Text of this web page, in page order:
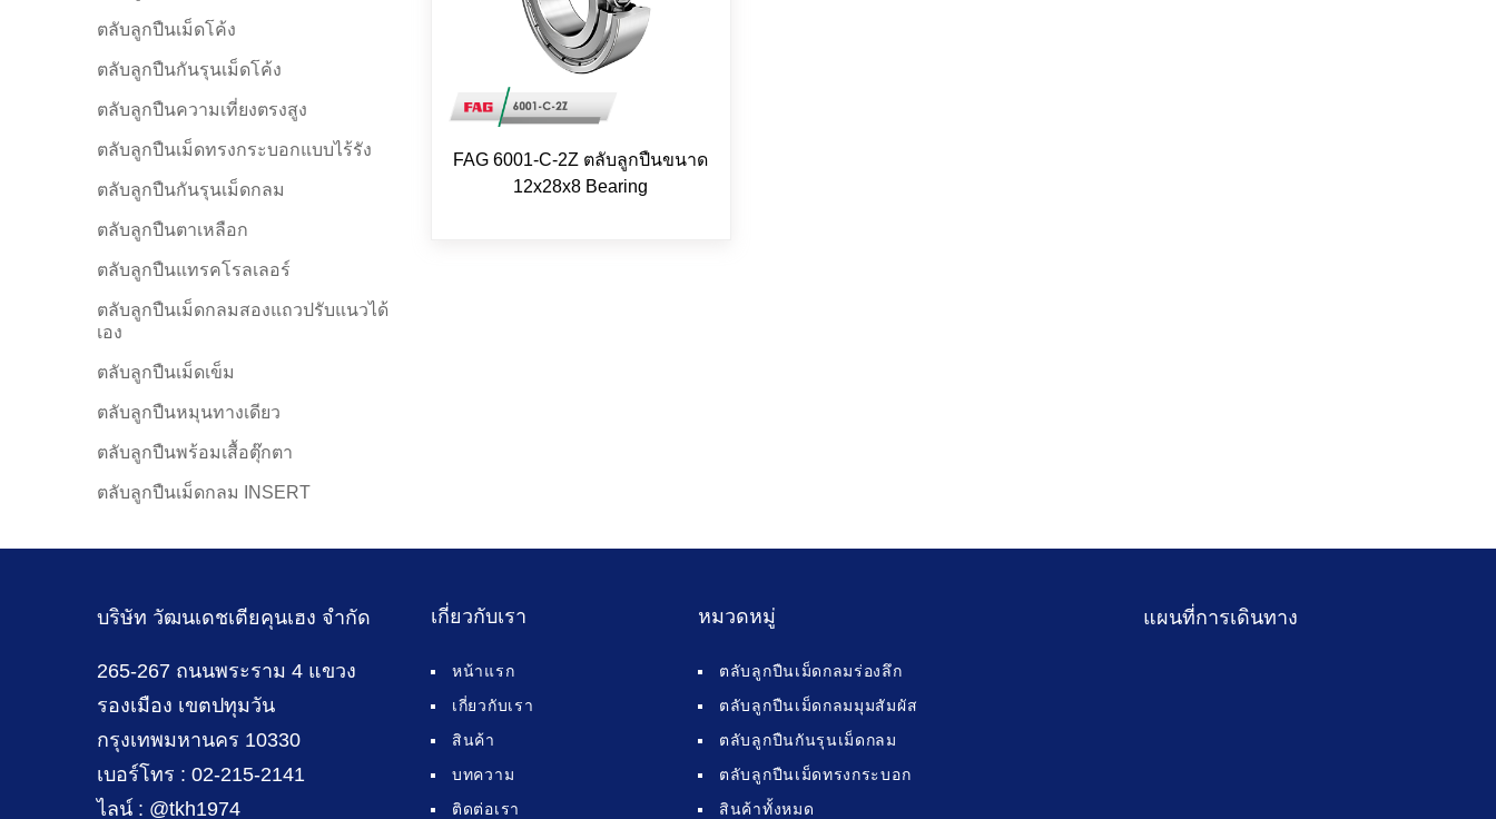
FAG 6001-C-2Z ตลับลูกปืนขนาด
12x28x8 Bearing
ตลับลูกปืนเม็ดโค้ง
ตลับลูกปืนกันรุนเม็ดโค้ง
ตลับลูกปืนความเที่ยงตรงสูง
ตลับลูกปืนเม็ดทรงกระบอกแบบไร้รัง
ตลับลูกปืนกันรุนเม็ดกลม
ตลับลูกปืนตาเหลือก
ตลับลูกปืนแทรคโรลเลอร์
ตลับลูกปืนเม็ดกลมสองแถวปรับแนวได้
เอง
ตลับลูกปืนเม็ดเข็ม
ตลับลูกปืนหมุนทางเดียว
ตลับลูกปืนพร้อมเสื้อตุ๊กตา
ตลับลูกปืนเม็ดกลม INSERT
บริษัท วัฒนเดชเตียคุนเฮง จำกัด
265-267 ถนนพระราม 4 แขวง
รองเมือง เขตปทุมวัน
กรุงเทพมหานคร 10330
เบอร์โทร : 02-215-2141
ไลน์ : @tkh1974
เกี่ยวกับเรา
หน้าแรก
เกี่ยวกับเรา
สินค้า
บทความ
ติดต่อเรา
หมวดหมู่
ตลับลูกปืนเม็ดกลมร่องลึก
ตลับลูกปืนเม็ดกลมมุมสัมผัส
ตลับลูกปืนกันรุนเม็ดกลม
ตลับลูกปืนเม็ดทรงกระบอก
สินค้าทั้งหมด
แผนที่การเดินทาง